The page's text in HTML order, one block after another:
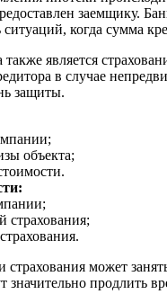
заемщику.
ситуаций, когда сумма
является
в случае
защиты.
объекта;
страхования;
может
значительно продлить